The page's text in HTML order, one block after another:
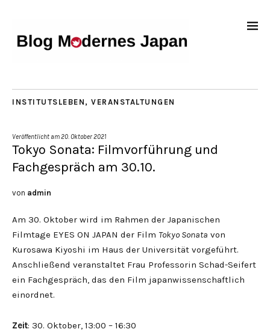
INSTITUTSLEBEN , VERANSTALTUNGEN
Veröffentlicht am20. Oktober 2021
Tokyo Sonata: Filmvorführung und
Fachgespräch am 30.10.
von admin
Am 30. Oktober wird im Rahmen der Japanischen
Filmtage EYES ON JAPAN der Film Tokyo Sonata von
Kurosawa Kiyoshi im Haus der Universität vorgeführt.
Anschließend veranstaltet Frau Professorin Schad-Seifert
ein Fachgespräch, das den Film japanwissenschaftlich
einordnet.
Zeit: 30. Oktober, 13:00 – 16:30